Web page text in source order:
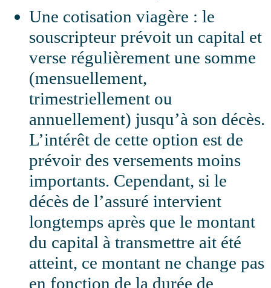
Une cotisation viagère : le
souscripteur prévoit un capital et
verse régulièrement une somme
(mensuellement,
trimestriellement ou
annuellement) jusqu’à son décès.
L’intérêt de cette option est de
prévoir des versements moins
importants. Cependant, si le
décès de l’assuré intervient
longtemps après que le montant
du capital à transmettre ait été
atteint, ce montant ne change pas
en fonction de la durée de